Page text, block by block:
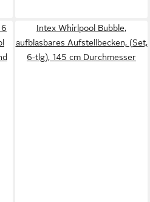
Intex Whirlpool Bubble,
aufblasbares Aufstellbecken, (Set,
6-tlg), 145 cm Durchmesser